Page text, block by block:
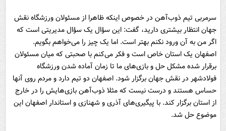
سرمربی تیم ذوب‌آهن در خصوص اینکه ظاهرا از مسئولان ورزشگاه نقش
جهان انتظار بیشتری دارید، گفت: این سؤال یک سؤال مدیریتی است که
اگر من به آن ورود نکنم بهتر است. اما یک چیز را می‌خواهم بگویم.
اصفهان یک استان خاص است و فکر می‌کنم با صحبتی که میان مسئولان
برقرار شده مشکل حل و بازی‌های ما تا زمان آماده شدن ورزشگاه
فولادشهر در نقش جهان برگزار شود. اصفهان دو تیم دارد و مردم روی آنها
حساس هستند و درست نیست که مثلا ذوب‌آهن بازی‌هایش را در خارج
از استان برگزار کند. با پیگیری‌های آذری و شهنازی و استاندار اصفهان این
موضوع حل شد.